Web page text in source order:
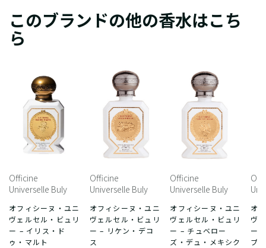
このブランドの他の香水はこち
ら
Officine
Universelle Buly
オフィシーヌ・ユニ
ヴェルセル・ビュリ
ー – イリス・ド
ゥ・マルト
Officine
Universelle Buly
オフィシーヌ・ユニ
ヴェルセル・ビュリ
ー – リケン・デコ
ス
Officine
Universelle Buly
オフィシーヌ・ユニ
ヴェルセル・ビュリ
ー – チュベロー
ズ・デュ・メキシク
オ
ヴ
ー
プ